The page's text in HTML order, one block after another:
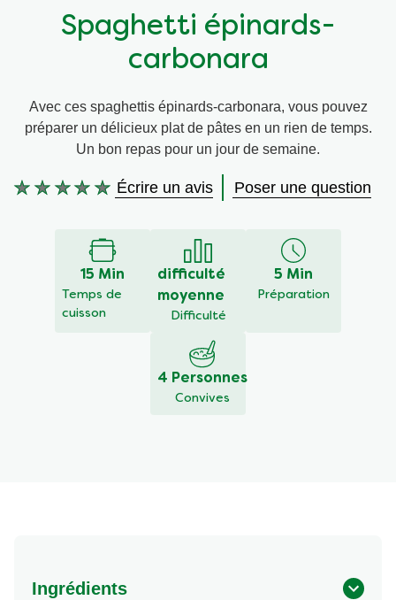
Végétarien
Wraps aux légumes
Occasions
Aides culinaires
Prêt à l'emploi
Snackpots
Spaghetti épinards-
carbonara
Avec ces spaghettis épinards-carbonara, vous pouvez
préparer un délicieux plat de pâtes en un rien de temps.
Un bon repas pour un jour de semaine.
Aucune
Écrire un avis Poser une question
15 Min
Temps de
cuisson
difficulté
moyenne
Difficulté
5 Min
Préparation
4 Personnes
Convives
Ingrédients